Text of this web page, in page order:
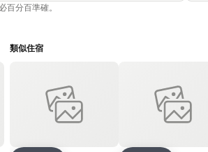
百分百準確。
類似住宿